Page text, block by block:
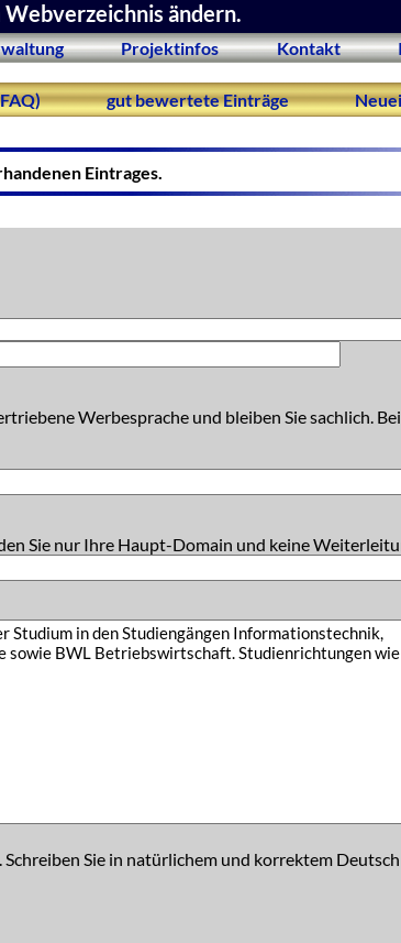
Webverzeichnis ändern.
Projektinfos Kontakt
gut bewertete Einträge
Eintrages.
Werbesprache und bleiben Sie sachlich.
Sie nur Ihre Haupt-Domain und keine
Sie in natürlichem und korrektem